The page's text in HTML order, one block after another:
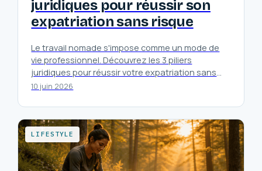
juridiques pour réussir son
expatriation sans risque
10 juin 2026
Le travail nomade s'impose comme un mode de
vie professionnel. Découvrez les 3 piliers
juridiques pour réussir votre expatriation sans
risque et profiter pleinement de cette…
LIFESTYLE